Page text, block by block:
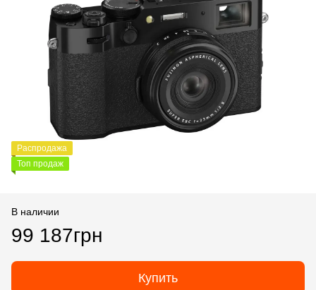
Распродажа
Топ продаж
В наличии
99 187грн
Купить